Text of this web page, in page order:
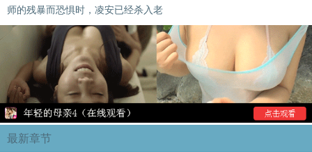
师的残暴而恐惧时，凌安已经杀入老
最新章节